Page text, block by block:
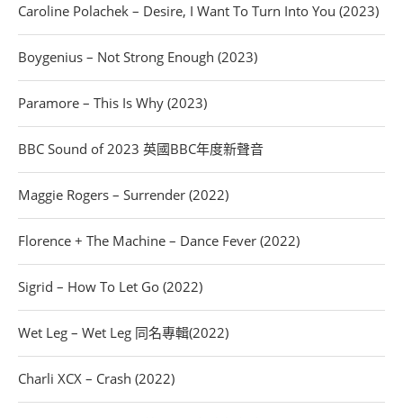
Caroline Polachek – Desire, I Want To Turn Into You (2023)
Boygenius – Not Strong Enough (2023)
Paramore – This Is Why (2023)
BBC Sound of 2023 英國BBC年度新聲音
Maggie Rogers – Surrender (2022)
Florence + The Machine – Dance Fever (2022)
Sigrid – How To Let Go (2022)
Wet Leg – Wet Leg 同名專輯(2022)
Charli XCX – Crash (2022)